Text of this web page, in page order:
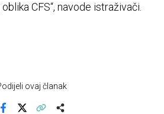
CFS“, navode istraživači.
ovaj članak